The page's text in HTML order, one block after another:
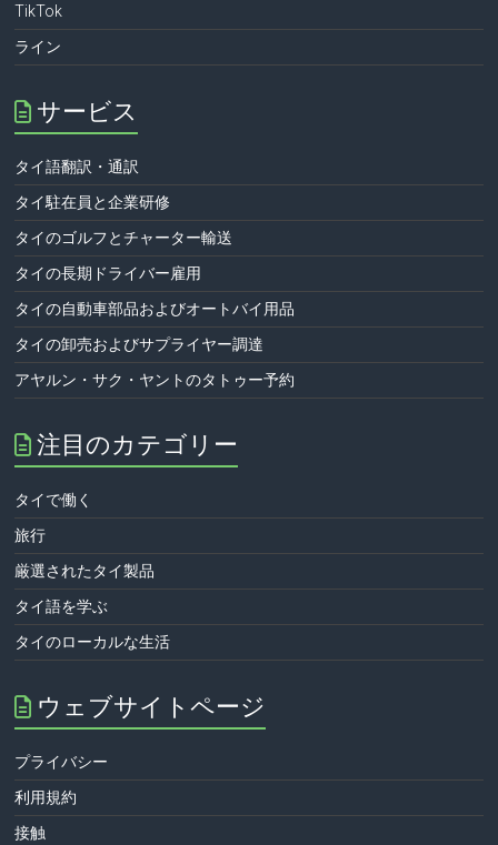
TikTok
ライン
サービス
タイ語翻訳・通訳
タイ駐在員と企業研修
タイのゴルフとチャーター輸送
タイの長期ドライバー雇用
タイの自動車部品およびオートバイ用品
タイの卸売およびサプライヤー調達
アヤルン・サク・ヤントのタトゥー予約
注目のカテゴリー
タイで働く
旅行
厳選されたタイ製品
タイ語を学ぶ
タイのローカルな生活
ウェブサイトページ
プライバシー
利用規約
接触